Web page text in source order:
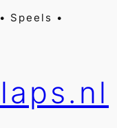
Speels •